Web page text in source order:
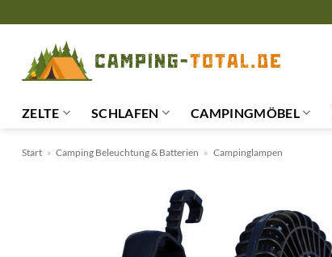
springen
ZELTE SCHLAFEN CAMPINGMÖBEL
Start » Camping Beleuchtung & Batterien » Campinglampen